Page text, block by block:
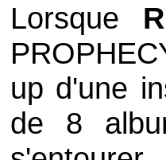
Lorsque
up d'une
de 8